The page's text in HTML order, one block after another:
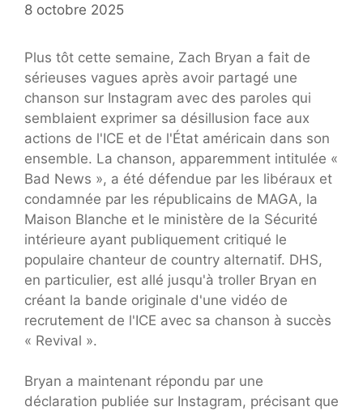
8 octobre 2025
Plus tôt cette semaine, Zach Bryan a fait de
sérieuses vagues après avoir partagé une
chanson sur Instagram avec des paroles qui
semblaient exprimer sa désillusion face aux
actions de l'ICE et de l'État américain dans son
ensemble. La chanson, apparemment intitulée «
Bad News », a été défendue par les libéraux et
condamnée par les républicains de MAGA, la
Maison Blanche et le ministère de la Sécurité
intérieure ayant publiquement critiqué le
populaire chanteur de country alternatif. DHS,
en particulier, est allé jusqu'à troller Bryan en
créant la bande originale d'une vidéo de
recrutement de l'ICE avec sa chanson à succès
« Revival ».
Bryan a maintenant répondu par une
déclaration publiée sur Instagram, précisant que